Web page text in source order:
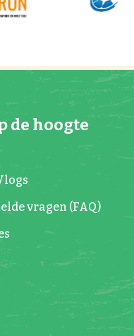
de hoogte
vragen (FAQ)